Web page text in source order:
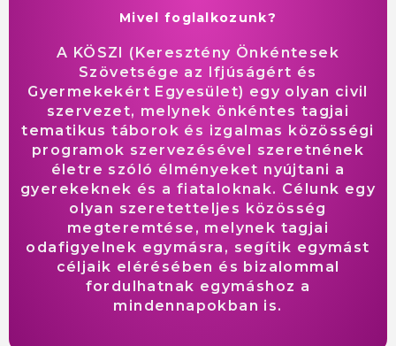
Mivel foglalkozunk?
A KÖSZI (Keresztény Önkéntesek
Szövetsége az Ifjúságért és
Gyermekekért Egyesület) egy olyan civil
szervezet, melynek önkéntes tagjai
tematikus táborok és izgalmas közösségi
programok szervezésével szeretnének
életre szóló élményeket nyújtani a
gyerekeknek és a fiataloknak. Célunk egy
olyan szeretetteljes közösség
megteremtése, melynek tagjai
odafigyelnek egymásra, segítik egymást
céljaik elérésében és bizalommal
fordulhatnak egymáshoz a
mindennapokban is.